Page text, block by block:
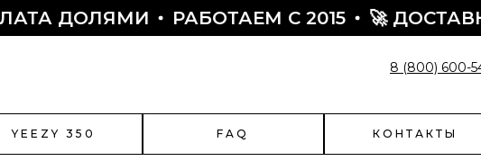
РАБОТАЕМ С 2015 🚀 ДОСТАВКА
FAQ
YEEZY 350 КОНТАКТЫ
8 (800) 600-